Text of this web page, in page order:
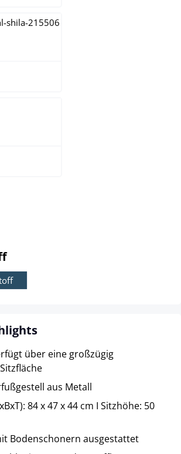
zurzeit nicht verfügbar.)
auswählen
über eine großzügig
aus Metall
84 x 47 x 44 cm I Sitzhöhe: 50
Bodenschonern ausgestattet